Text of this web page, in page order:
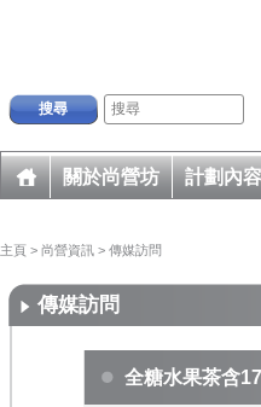
搜尋
關於尚營坊 計劃內容
主頁 > 尚營資訊 > 傳媒訪問
傳媒訪問
全糖水果茶含